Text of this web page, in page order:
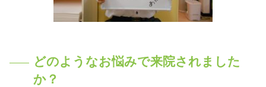
どのようなお悩みで来院されました
か？